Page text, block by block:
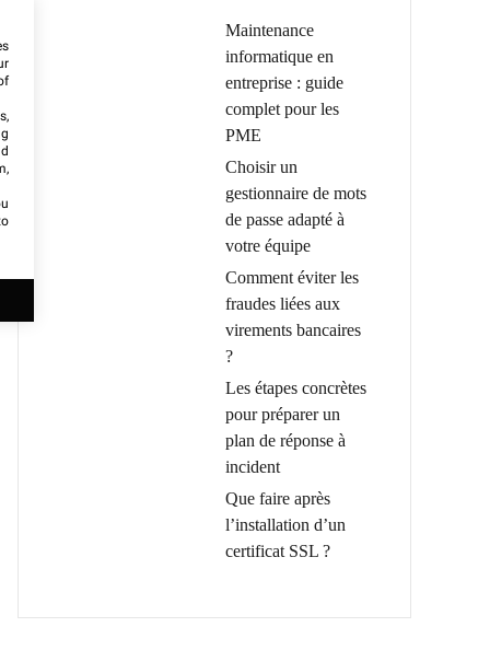
Maintenance
informatique en
entreprise : guide
complet pour les
PME
Choisir un
gestionnaire de mots
de passe adapté à
votre équipe
Comment éviter les
fraudes liées aux
virements bancaires
?
Les étapes concrètes
pour préparer un
plan de réponse à
incident
Que faire après
l’installation d’un
certificat SSL ?